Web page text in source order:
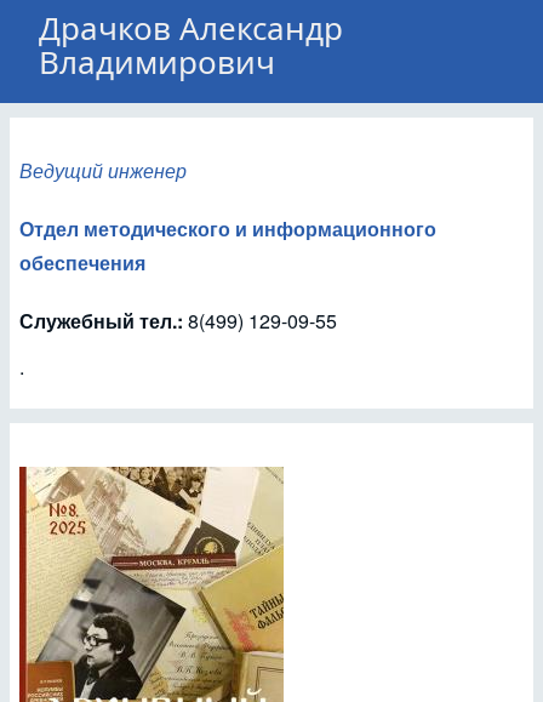
Драчков Александр
Владимирович
Ведущий инженер
Отдел методического и информационного
обеспечения
Служебный тел.: 8(499) 129-09-55
.